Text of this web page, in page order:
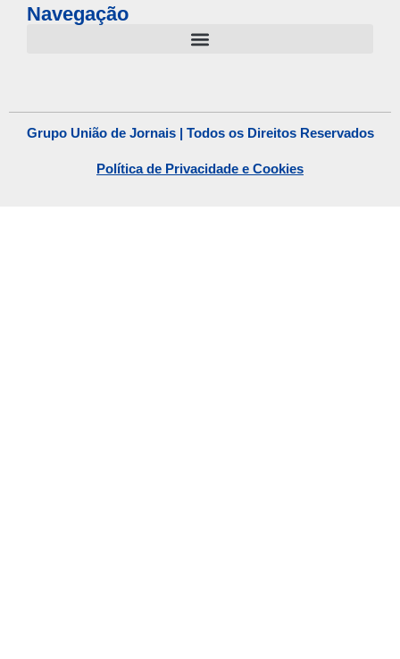
Navegação
Grupo União de Jornais | Todos os Direitos Reservados
Política de Privacidade e Cookies